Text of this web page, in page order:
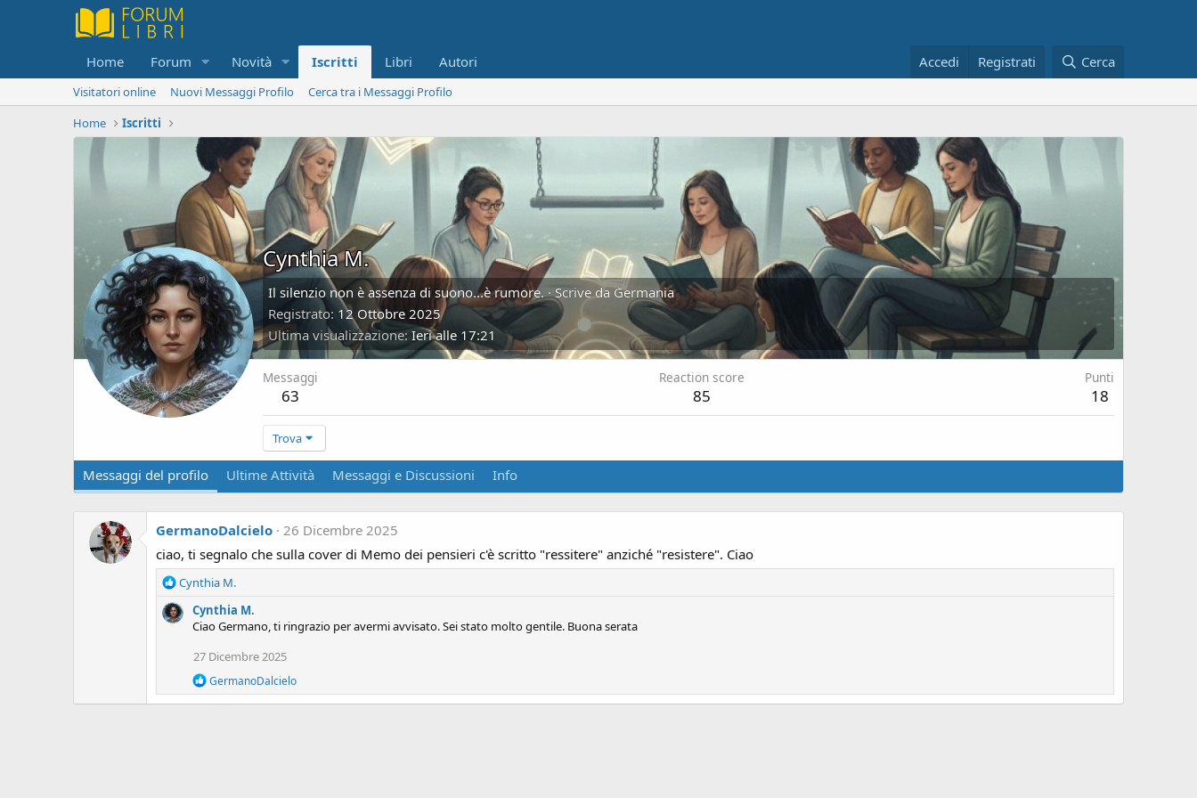
Home Forum Novità Iscritti Libri Autori Accedi Registrati Cerca
Visitatori online Nuovi Messaggi Profilo
Cerca tra i Messaggi Profilo
Home
Iscritti
Cynthia M.
Il silenzio non è assenza di suono...è rumore. ·Scrive daGermania
Registrato 12 Ottobre 2025
Ultima visualizzazione Ieri alle 17:21
Messaggi
63
Reaction score
85
Punti
18
Trova
Messaggi del profilo Ultime Attività Messaggi e Discussioni Info
GermanoDalcielo 26 Dicembre 2025
ciao, ti segnalo che sulla cover di Memo dei pensieri c'è scritto "ressitere" anziché "resistere". Ciao
R
a
n
s
Cynthia M.
Cynthia M.
Ciao Germano, ti ringrazio per avermi avvisato. Sei stato molto gentile. Buona serata
27 Dicembre 2025
R
e
a
GermanoDalcielo